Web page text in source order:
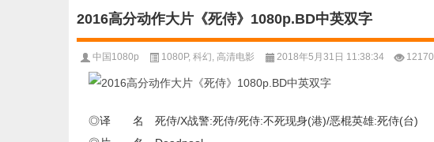
2016高分动作大片《死侍》1080p.BD中英双字
中国1080p 1080P, 科幻, 高清电影 2018年5月31日 11:38:34 12170
◎译 名 死侍/X战警:死侍/死侍:不死现身(港)/恶棍英雄:死侍(台)